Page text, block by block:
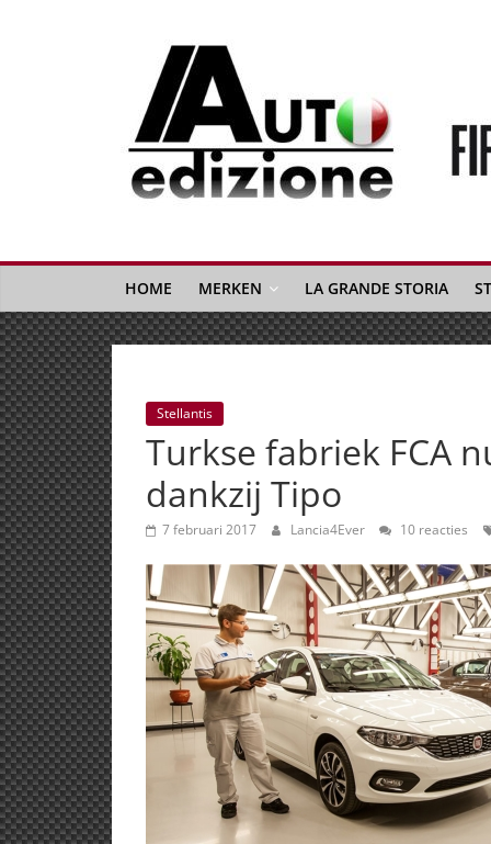
Auto
Edizione
La
Gazetta
dell'Automobile
Italiana
|
Italiaans
autonieuws
&
lifestyle
HOME MERKEN LA GRANDE STORIA
Stellantis
Turkse fabriek FCA
dankzij Tipo
7 februari 2017 Lancia4Ever 10 reacties